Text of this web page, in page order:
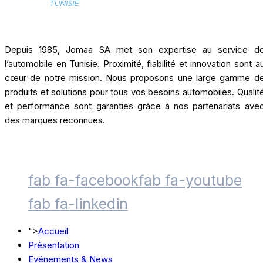
Depuis 1985, Jomaa SA met son expertise au service
l’automobile en Tunisie. Proximité, fiabilité et innovation sont
cœur de notre mission. Nous proposons une large gamme
produits et solutions pour tous vos besoins automobiles.
et performance sont garanties grâce à nos partenariats
des marques reconnues.
fab fa-facebookfab fa-youtube
fab fa-linkedin
">Accueil
Présentation
Evénements & News